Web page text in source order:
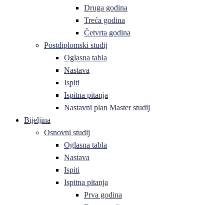
Druga godina
Treća godina
Četvrta godina
Postdiplomski studij
Oglasna tabla
Nastava
Ispiti
Ispitna pitanja
Nastavni plan Master studij
Bijeljina
Osnovni studij
Oglasna tabla
Nastava
Ispiti
Ispitna pitanja
Prva godina